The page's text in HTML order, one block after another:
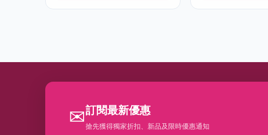
✉訂閱最新優惠
搶先獲得獨家折扣、新品及限時優惠通知